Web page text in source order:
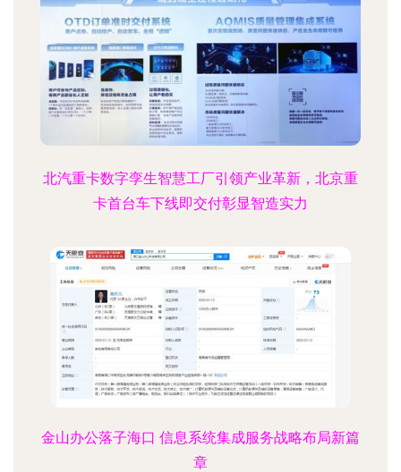
北汽重卡数字孪生智慧工厂引领产业革新，北京重
卡首台车下线即交付彰显智造实力
金山办公落子海口 信息系统集成服务战略布局新篇
章